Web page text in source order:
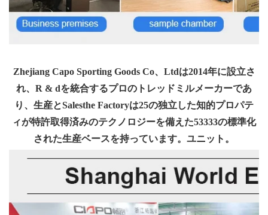
Zhejiang Capo Sporting Goods Co、Ltdは2014年に設立さ
れ、R & dを統合するプロのトレッドミルメーカーであ
り、生産とSalesthe Factoryは25の独立した知的プロパテ
ィが特許取得済みのテクノロジーを備えた53333の標準化